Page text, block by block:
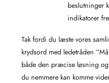
beslutninger
indikatorer
Tak fordi du læste vores
krydsord med ledetråden
både den præcise løsning
du nemmere kan komme